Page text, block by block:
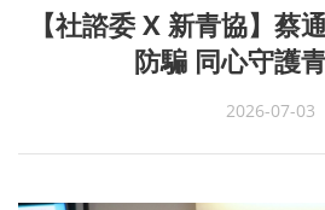
【社諮委 X 新青協】蔡
防騙 同心守護
2026-07-03